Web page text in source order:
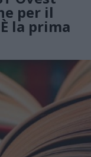
per il
la prima